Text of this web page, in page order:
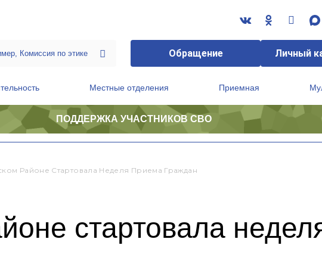
Обращение Личный
Местные отделения Приемная
ПОДДЕРЖКА УЧАСТНИКОВ СВО
Районе Стартовала Неделя Приема Граждан
стартовала